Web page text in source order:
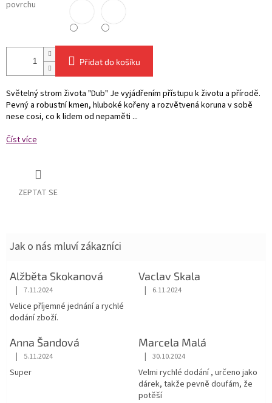
povrchu
Přidat do košíku
Světelný strom života "Dub" Je vyjádřením přístupu k životu a přírodě.
Pevný a robustní kmen, hluboké kořeny a rozvětvená koruna v sobě
nese cosi, co k lidem od nepaměti ...
Číst více
ZEPTAT SE
Jak o nás mluví zákazníci
Alžběta Skokanová
Hodnocení obchodu je 5 z 5 hvězdiček.
| 7.11.2024
Velice příjemné jednání a rychlé
dodání zboží.
Vaclav Skala
Hodnocení obchodu je 5 z 5
| 6.11.2024
Anna Šandová
Hodnocení obchodu je 5 z 5 hvězdiček.
| 5.11.2024
Super
Marcela Malá
Hodnocení obchodu je 5 z 5
| 30.10.2024
Velmi rychlé dodání , určeno jako
dárek, takže pevně doufám, že
potěší